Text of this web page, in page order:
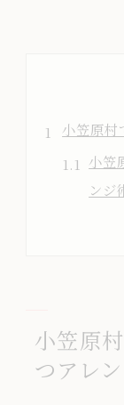
小笠原村
小笠
ンジ
と
伝統
方
小笠原
つアレ